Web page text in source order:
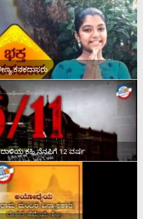
ಕನಕದಾಸರು
ದಾಳಿಯ ಕಹಿ ನೆನಪಿಗೆ 12 ವರ್ಷ